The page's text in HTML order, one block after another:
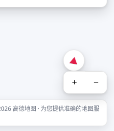
+ −
高德地图 · 为您提供准确的地图服